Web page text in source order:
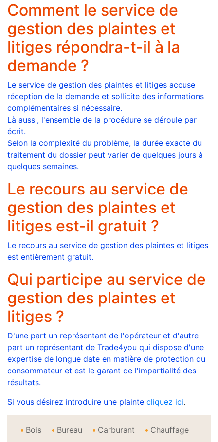
Comment le service de
gestion des plaintes et
litiges répondra-t-il à la
demande ?
Le service de gestion des plaintes et litiges accuse
réception de la demande et sollicite des informations
complémentaires si nécessaire.
Là aussi, l'ensemble de la procédure se déroule par
écrit.
Selon la complexité du problème, la durée exacte du
traitement du dossier peut varier de quelques jours à
quelques semaines.
Le recours au service de
gestion des plaintes et
litiges est-il gratuit ?
Le recours au service de gestion des plaintes et litiges
est entièrement gratuit.
Qui participe au service de
gestion des plaintes et
litiges ?
D'une part un représentant de l'opérateur et d'autre
part un représentant de Trade4you qui dispose d'une
expertise de longue date en matière de protection du
consommateur et est le garant de l'impartialité des
résultats.
Si vous désirez introduire une plainte cliquez ici.
Bois Bureau Carburant Chauffage